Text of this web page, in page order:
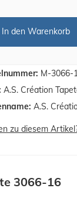
M-3066-
A.S. Création
A.S.
In den Warenkorb
zu diesem
3066-16